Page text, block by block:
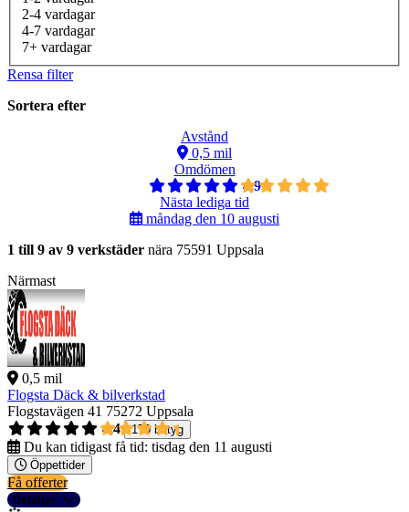
2-4 vardagar
4-7 vardagar
7+ vardagar
Rensa filter
Sortera efter
Avstånd
0,5 mil
Omdömen
4,9
Nästa lediga tid
måndag den 10 augusti
1 till 9 av 9 verkstäder nära 75591 Uppsala
Närmast
0,5 mil
Flogsta Däck & bilverkstad
Flogstavägen 41 75272 Uppsala
4,4
170 betyg
Du kan tidigast få tid: tisdag den 11 augusti
Öppettider
Få offerter
Detaljer